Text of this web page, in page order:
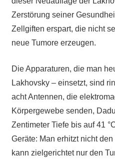
Zerstörung seiner
Zellgiften erspart, die nicht
neue Tumore erzeugen.
Die Apparaturen, die man
Lakhovsky – einsetzt, sind
acht Antennen, die
Körpergewebe senden,
Zentimeter Tiefe bis auf 41
Geräte: Man erhitzt nicht
kann zielgerichtet nur den